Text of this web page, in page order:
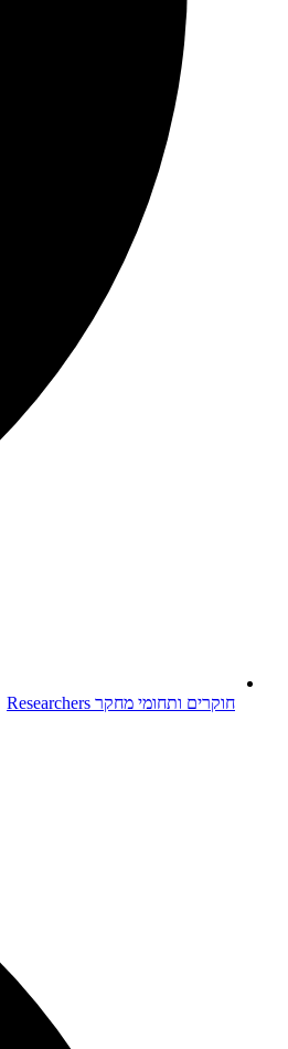
חוקרים ותחומי מחקר Researchers